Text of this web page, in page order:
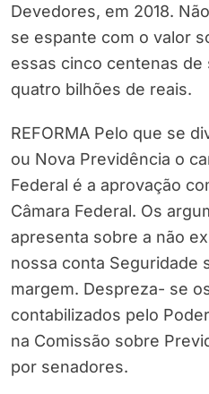
Devedores, em 2018.
se espante com o valor
essas cinco centenas
quatro bilhões de reais.
REFORMA Pelo que se
ou Nova Previdência o
Federal é a aprovação
Câmara Federal. Os
apresenta sobre a não
nossa conta Seguridade
margem. Despreza- se
contabilizados pelo
na Comissão sobre
por senadores.